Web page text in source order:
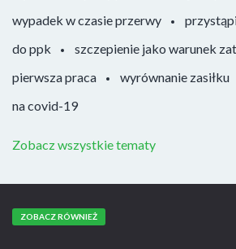
wypadek w czasie przerwy
do ppk
szczepienie jako warunek
pierwsza praca
wyrównanie zasiłku
na covid-19
Zobacz wszystkie tematy
ZOBACZ RÓWNIEŻ